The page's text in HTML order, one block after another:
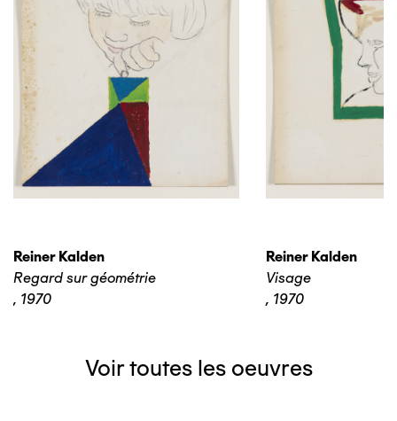
Reiner Kalden
Regard sur géométrie
, 1970
Reiner Kalden
Visage
, 1970
Voir toutes les oeuvres